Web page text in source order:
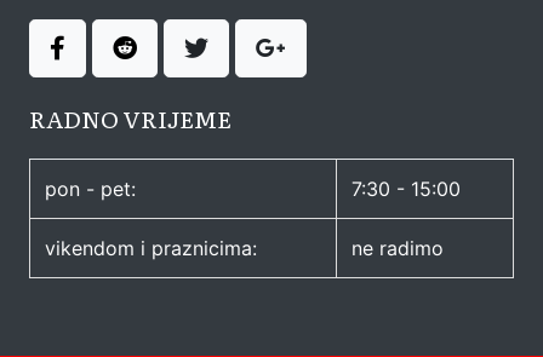
RADNO VRIJEME
pon - pet: 7:30 - 15:00
vikendom i praznicima: ne radimo